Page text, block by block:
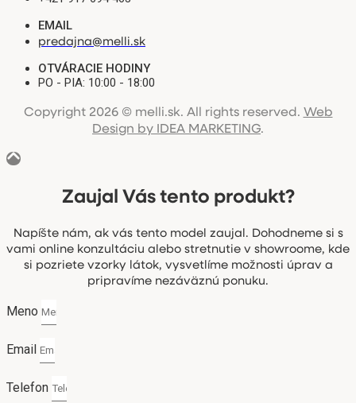
EMAIL
predajna@melli.sk
OTVÁRACIE HODINY
PO - PIA: 10:00 - 18:00
Copyright 2026 © melli.sk. All rights reserved. Web
Design by IDEA MARKETING.
Zaujal Vás tento produkt?
Napíšte nám, ak vás tento model zaujal. Dohodneme si s
vami online konzultáciu alebo stretnutie v showroome, kde
si pozriete vzorky látok, vysvetlíme možnosti úprav a
pripravíme nezáväznú ponuku.
Meno
Email
Telefon